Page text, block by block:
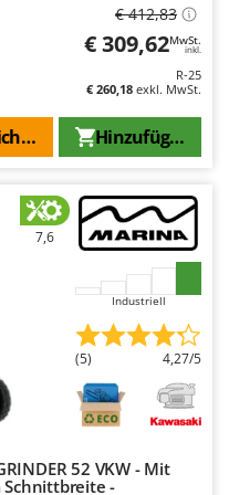
€ 412,83
€ 309,62MwSt.
inkl.
R-25
€ 260,18 exkl. MwSt.
Hinzufügen
Sie
7,6
Industriell
(5) 4,27/5
52 VKW - Mit
Schnittbreite -